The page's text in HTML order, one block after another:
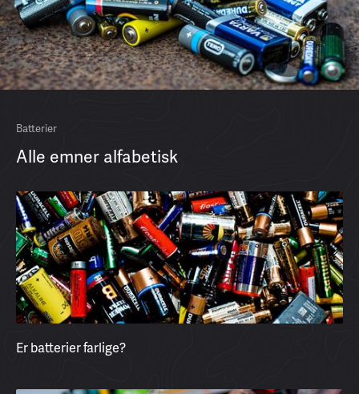
Batterier
Alle emner alfabetisk
Er batterier farlige?